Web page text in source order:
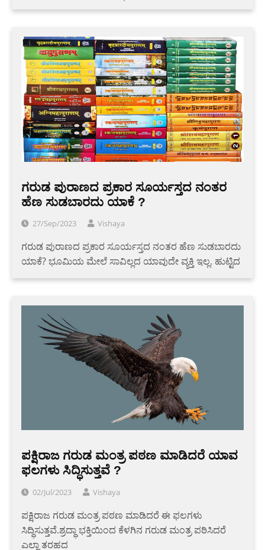
ಗರುಡ ಪುರಾಣದ ಪ್ರಕಾರ ಸೂರ್ಯಸ್ತದ ನಂತರ
ಹೆಣ ಸುಡಬಾರದು ಯಾಕೆ ?
27/Sep/2023 Vishaya
ಗರುಡ ಪುರಾಣದ ಪ್ರಕಾರ ಸೂರ್ಯಸ್ತದ ನಂತರ ಹೆಣ ಸುಡಬಾರದು
ಯಾಕೆ? ಭೂಮಿಯ ಮೇಲೆ ಸಾವಿಲ್ಲದ ಯಾವುದೇ ವ್ಯಕ್ತಿ ಇಲ್ಲ. ಹುಟ್ಟಿದ
ಪಕ್ಷಿರಾಜ ಗರುಡ ಮಂತ್ರ ಪಠಣ ಮಾಡಿದರೆ ಯಾವ
ಫಲಗಳು ಸಿದ್ಧಿಸುತ್ತವೆ ?
02/Jul/2023 Vishaya
ಪಕ್ಷಿರಾಜ ಗರುಡ ಮಂತ್ರ ಪಠಣ ಮಾಡಿದರೆ ಈ ಫಲಗಳು
ಸಿದ್ಧಿಸುತ್ತವೆ.ಶ್ರದ್ಧಾ ಭಕ್ತಿಯಿಂದ ಕೆಳಗಿನ ಗರುಡ ಮಂತ್ರ ಪಠಿಸಿದರೆ
ಎಲ್ಲಾ ತರಹದ